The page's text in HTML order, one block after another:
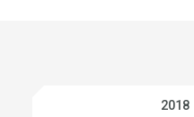
2018